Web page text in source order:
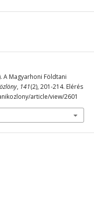
A Magyarhoni Földtani
, 141(2), 201-214. Elérés
article/view/2601